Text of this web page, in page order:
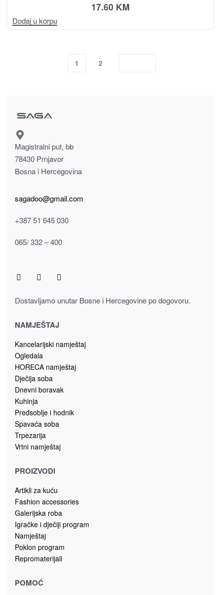
17.60 KM
Dodaj u korpu
1 2
Magistralni put, bb
78430 Prnjavor
Bosna i Hercegovina
sagadoo@gmail.com
+387 51 645 030
065/ 332 – 400
Dostavljamo unutar Bosne i Hercegovine po dogovoru.
NAMJEŠTAJ
Kancelarijski namještaj
Ogledala
HORECA namještaj
Dječija soba
Dnevni boravak
Kuhinja
Predsoblje i hodnik
Spavaća soba
Trpezarija
Vrtni namještaj
PROIZVODI
Artikli za kuću
Fashion accessories
Galerijska roba
Igračke i dječiji program
Namještaj
Poklon program
Repromaterijali
POMOĆ